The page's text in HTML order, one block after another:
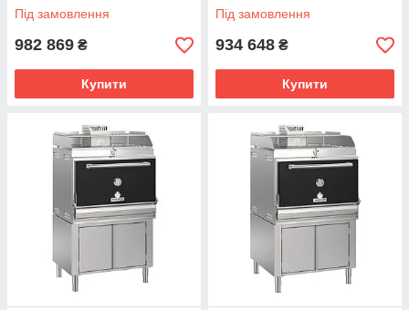
Під замовлення
982 869 ₴
Купити
Під замовлення
934 648 ₴
Купити